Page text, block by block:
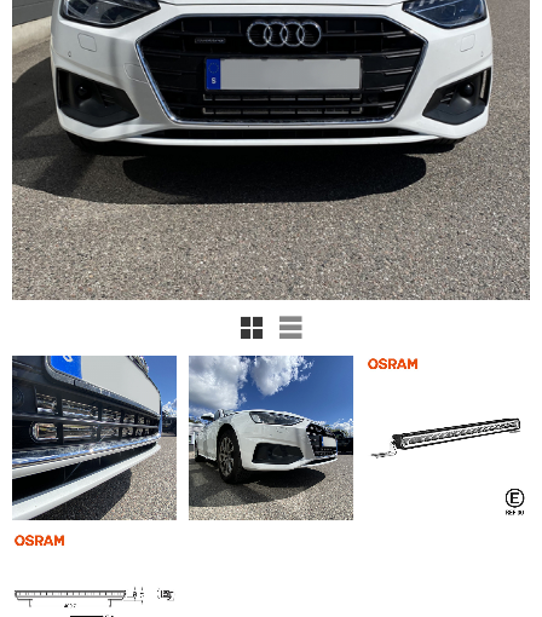
Rutnätsvy
Listvy